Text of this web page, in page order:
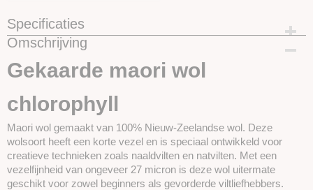
Specificaties
Productcode
Omschrijving
Gekaarde maori wol
chlorophyll
Maori wol gemaakt van 100% Nieuw-Zeelandse wol. Deze
wolsoort heeft een korte vezel en is speciaal ontwikkeld voor
creatieve technieken zoals naaldvilten en natvilten. Met een
vezelfijnheid van ongeveer 27 micron is deze wol uitermate
geschikt voor zowel beginners als gevorderde viltliefhebbers.